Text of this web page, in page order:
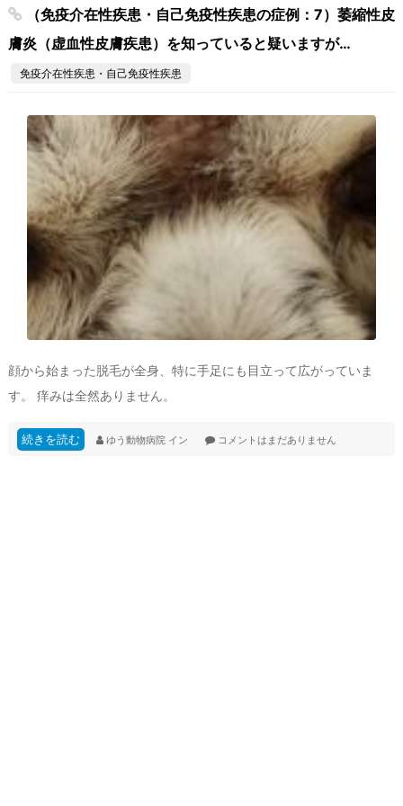
（免疫介在性疾患・自己免疫性疾患の症例：7）萎縮性皮
膚炎（虚血性皮膚疾患）を知っていると疑いますが…
免疫介在性疾患・自己免疫性疾患
顔から始まった脱毛が全身、特に手足にも目立って広がっていま
す。 痒みは全然ありません。
続きを読む ゆう動物病院 イン コメントはまだありません